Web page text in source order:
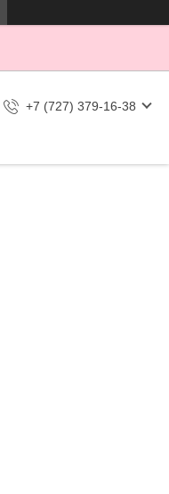
+7 (727) 379-16-38